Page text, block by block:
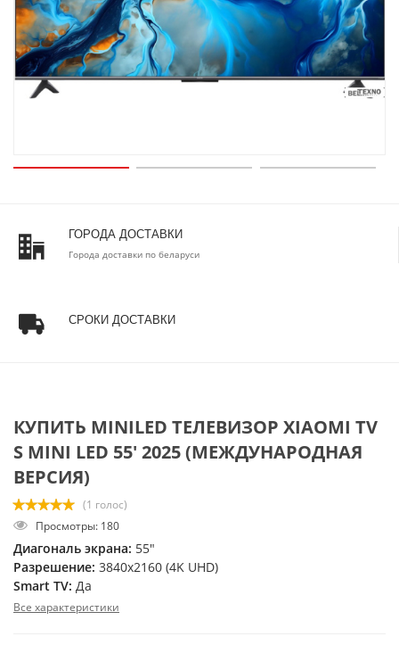
ГОРОДА ДОСТАВКИ
Города доставки по беларуси
СРОКИ ДОСТАВКИ
КУПИТЬ MINILED ТЕЛЕВИЗОР XIAOMI TV
S MINI LED 55' 2025 (МЕЖДУНАРОДНАЯ
ВЕРСИЯ)
(1 голос)
Просмотры: 180
Диагональ экрана: 55"
Разрешение: 3840x2160 (4K UHD)
Smart TV: Да
Все характеристики